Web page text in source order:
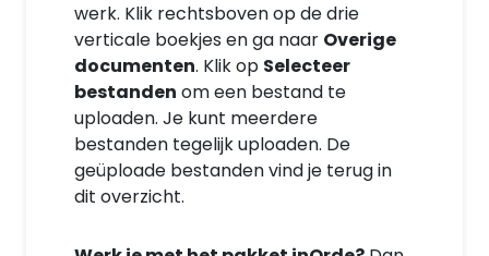
werk. Klik rechtsboven op de drie
verticale boekjes en ga naar Overige
documenten. Klik op Selecteer
bestanden om een bestand te
uploaden. Je kunt meerdere
bestanden tegelijk uploaden. De
geüploade bestanden vind je terug in
dit overzicht.